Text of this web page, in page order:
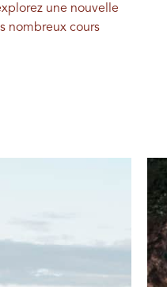
une nouvelle
nombreux cours